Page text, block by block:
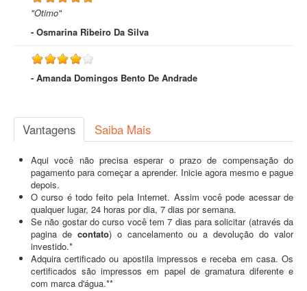
"Otimo"
- Osmarina Ribeiro Da Silva
- Amanda Domingos Bento De Andrade
Vantagens Saiba Mais
Aqui você não precisa esperar o prazo de compensação do
pagamento para começar a aprender. Inicie agora mesmo e pague
depois.
O curso é todo feito pela Internet. Assim você pode acessar de
qualquer lugar, 24 horas por dia, 7 dias por semana.
Se não gostar do curso você tem 7 dias para solicitar (através da
pagina de contato) o cancelamento ou a devolução do valor
investido.*
Adquira certificado ou apostila impressos e receba em casa. Os
certificados são impressos em papel de gramatura diferente e
com marca d'água.**